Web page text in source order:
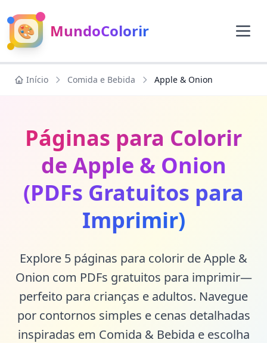
🎨 MundoColorir
Início Comida e Bebida Apple & Onion
Páginas para Colorir
de Apple & Onion
(PDFs Gratuitos para
Imprimir)
Explore 5 páginas para colorir de Apple &
Onion com PDFs gratuitos para imprimir—
perfeito para crianças e adultos. Navegue
por contornos simples e cenas detalhadas
inspiradas em Comida & Bebida e escolha